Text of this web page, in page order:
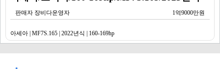
판매자 장비다운영자 1억9000만원
아세아 | MF7S.165 | 2022년식 | 160-169hp